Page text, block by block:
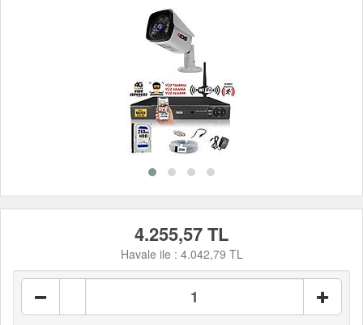
4.255,57 TL
Havale ile : 4.042,79 TL